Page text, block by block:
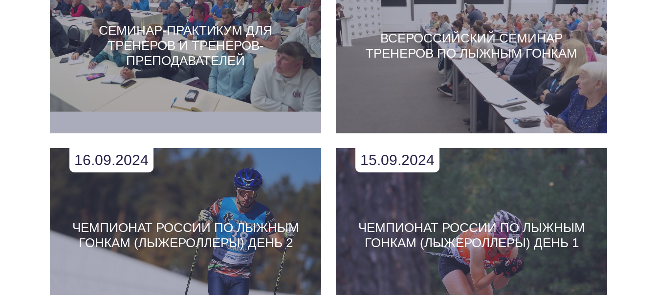
СЕМИНАР-ПРАКТИКУМ ДЛЯ
ТРЕНЕРОВ И ТРЕНЕРОВ-
ПРЕПОДАВАТЕЛЕЙ
ВСЕРОССИЙСКИЙ СЕМИНАР
ТРЕНЕРОВ ПО ЛЫЖНЫМ ГОНКАМ
16.09.2024
ЧЕМПИОНАТ РОССИИ ПО ЛЫЖНЫМ
ГОНКАМ (ЛЫЖЕРОЛЛЕРЫ) ДЕНЬ 2
15.09.2024
ЧЕМПИОНАТ РОССИИ ПО ЛЫЖНЫМ
ГОНКАМ (ЛЫЖЕРОЛЛЕРЫ) ДЕНЬ 1